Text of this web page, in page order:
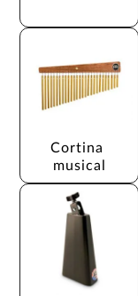
Cortina
musical